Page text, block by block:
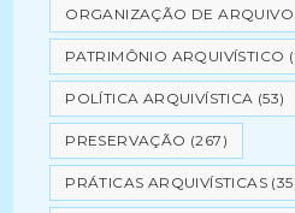
ORGANIZAÇÃO DE
PATRIMÔNIO ARQUIVÍSTICO
POLÍTICA ARQUIVÍSTICA (53)
PRESERVAÇÃO (267)
PRÁTICAS ARQUIVÍSTICAS